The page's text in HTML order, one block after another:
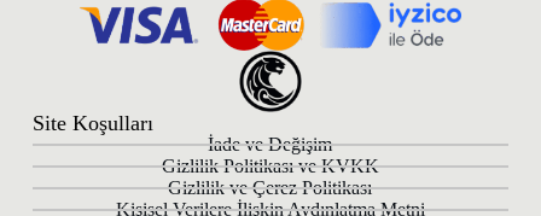
Site Koşulları
İade ve Değişim
Gizlilik Politikası ve KVKK
Gizlilik ve Çerez Politikası
Kişisel Verilere İlişkin Aydınlatma Metni